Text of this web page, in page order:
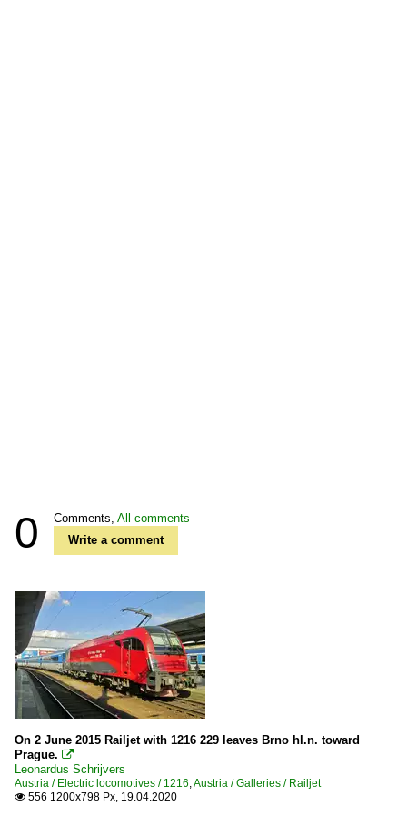
0 Comments, All comments
Write a comment
On 2 June 2015 Railjet with 1216 229 leaves Brno hl.n. toward
Prague. 
Leonardus Schrijvers
Austria / Electric locomotives / 1216,Austria / Galleries / Railjet
 556 1200x798 Px, 19.04.2020